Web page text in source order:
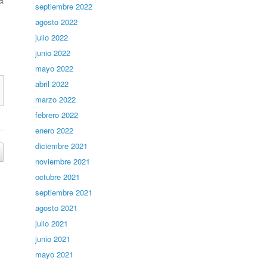
septiembre 2022
agosto 2022
julio 2022
junio 2022
mayo 2022
abril 2022
marzo 2022
febrero 2022
enero 2022
diciembre 2021
noviembre 2021
octubre 2021
septiembre 2021
agosto 2021
julio 2021
junio 2021
mayo 2021